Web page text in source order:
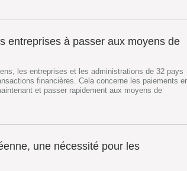
entreprises à passer aux moyens de
les entreprises et les administrations de 32 pays
financières. Cela concerne les paiements
et passer rapidement aux moyens de
une nécessité pour les